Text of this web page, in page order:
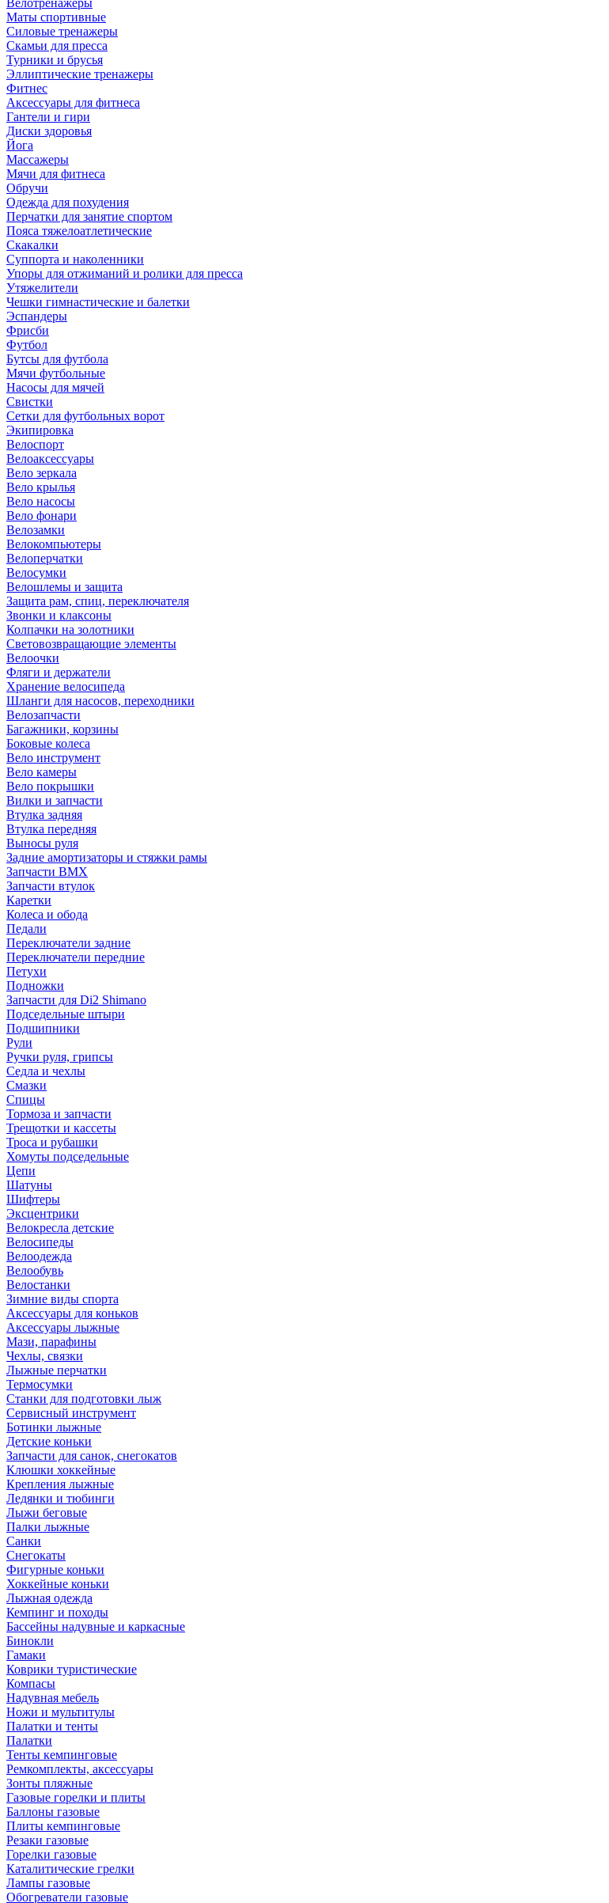
Велотренажеры
Маты спортивные
Силовые тренажеры
Скамьи для пресса
Турники и брусья
Эллиптические тренажеры
Фитнес
Аксессуары для фитнеса
Гантели и гири
Диски здоровья
Йога
Массажеры
Мячи для фитнеса
Обручи
Одежда для похудения
Перчатки для занятие спортом
Пояса тяжелоатлетические
Скакалки
Суппорта и наколенники
Упоры для отжиманий и ролики для пресса
Утяжелители
Чешки гимнастические и балетки
Эспандеры
Фрисби
Футбол
Бутсы для футбола
Мячи футбольные
Насосы для мячей
Свистки
Сетки для футбольных ворот
Экипировка
Велоспорт
Велоаксессуары
Вело зеркала
Вело крылья
Вело насосы
Вело фонари
Велозамки
Велокомпьютеры
Велоперчатки
Велосумки
Велошлемы и защита
Защита рам, спиц, переключателя
Звонки и клаксоны
Колпачки на золотники
Световозвращающие элементы
Велоочки
Фляги и держатели
Хранение велосипеда
Шланги для насосов, переходники
Велозапчасти
Багажники, корзины
Боковые колеса
Вело инструмент
Вело камеры
Вело покрышки
Вилки и запчасти
Втулка задняя
Втулка передняя
Выносы руля
Задние амортизаторы и стяжки рамы
Запчасти BMX
Запчасти втулок
Каретки
Колеса и обода
Педали
Переключатели задние
Переключатели передние
Петухи
Подножки
Запчасти для Di2 Shimano
Подседельные штыри
Подшипники
Рули
Ручки руля, грипсы
Седла и чехлы
Смазки
Спицы
Тормоза и запчасти
Трещотки и кассеты
Троса и рубашки
Хомуты подседельные
Цепи
Шатуны
Шифтеры
Эксцентрики
Велокресла детские
Велосипеды
Велоодежда
Велообувь
Велостанки
Зимние виды спорта
Аксессуары для коньков
Аксессуары лыжные
Мази, парафины
Чехлы, связки
Лыжные перчатки
Термосумки
Станки для подготовки лыж
Сервисный инструмент
Ботинки лыжные
Детские коньки
Запчасти для санок, снегокатов
Клюшки хоккейные
Крепления лыжные
Ледянки и тюбинги
Лыжи беговые
Палки лыжные
Санки
Снегокаты
Фигурные коньки
Хоккейные коньки
Лыжная одежда
Кемпинг и походы
Бассейны надувные и каркасные
Бинокли
Гамаки
Коврики туристические
Компасы
Надувная мебель
Ножи и мультитулы
Палатки и тенты
Палатки
Тенты кемпинговые
Ремкомплекты, аксессуары
Зонты пляжные
Газовые горелки и плиты
Баллоны газовые
Плиты кемпинговые
Резаки газовые
Горелки газовые
Каталитические грелки
Лампы газовые
Обогреватели газовые